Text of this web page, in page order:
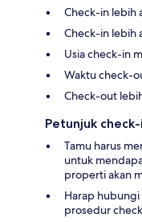
Check-in lebih
Check-in lebih
Usia check-in
Waktu check-
Check-out
Petunjuk check-
Tamu harus
untuk
properti akan
Harap
prosedur